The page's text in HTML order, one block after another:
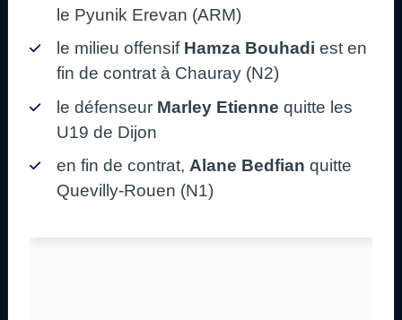
le Pyunik Erevan (ARM)
le milieu offensif Hamza Bouhadi est en
fin de contrat à Chauray (N2)
le défenseur Marley Etienne quitte les
U19 de Dijon
en fin de contrat, Alane Bedfian quitte
Quevilly-Rouen (N1)